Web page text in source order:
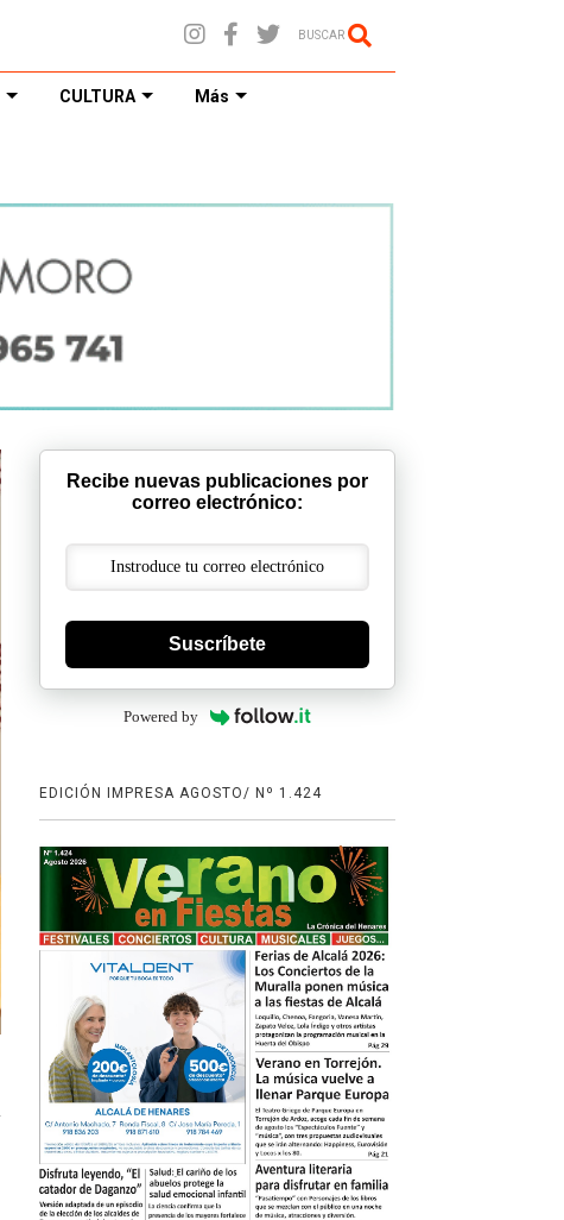
BUSCAR
CULTURA Más
Recibe nuevas publicaciones por
correo electrónico:
Suscríbete
Powered by
EDICIÓN IMPRESA AGOSTO/ Nº 1.424